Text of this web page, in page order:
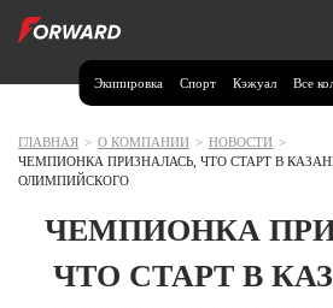
Экипировка Спорт Кэжуал Все
Москва и МО
Волгоградская область (1)
ГЛАВНАЯ > О КОМПАНИИ > НОВОСТИ >
ЧЕМПИОНКА ПРИЗНАЛАСЬ, ЧТО СТАРТ В
ОЛИМПИЙСКОГО
ЧЕМПИОНКА
ЧТО СТАРТ В